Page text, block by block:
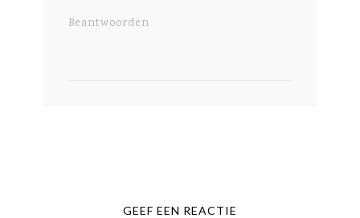
Beantwoorden
GEEF EEN REACTIE